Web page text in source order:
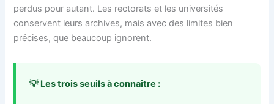
perdus pour autant. Les rectorats et les universités
conservent leurs archives, mais avec des limites bien
précises, que beaucoup ignorent.
💡 Les trois seuils à connaître :